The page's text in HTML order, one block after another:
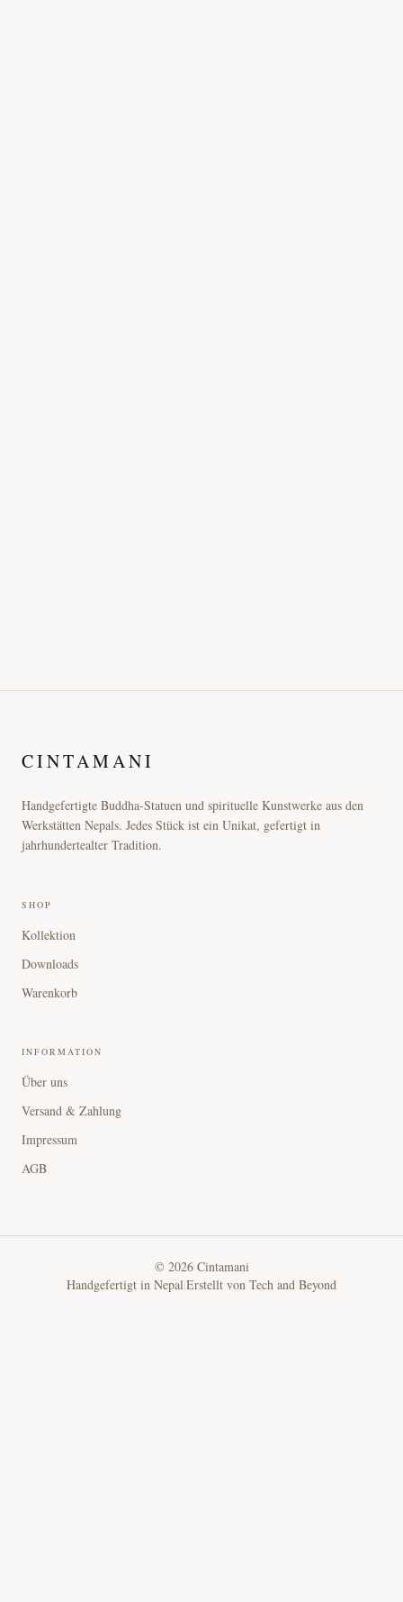
CINTAMANI
Handgefertigte Buddha-Statuen und spirituelle Kunstwerke aus den
Werkstätten Nepals. Jedes Stück ist ein Unikat, gefertigt in
jahrhundertealter Tradition.
SHOP
Kollektion
Downloads
Warenkorb
INFORMATION
Über uns
Versand & Zahlung
Impressum
AGB
© 2026Cintamani
Handgefertigt in Nepal|Erstellt von Tech and Beyond